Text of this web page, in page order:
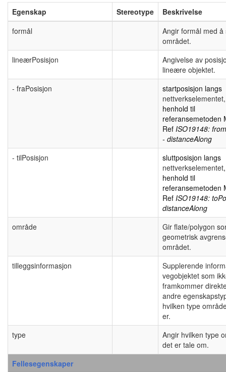
Egenskap Stereotype
Beskrivelse
formål
Angir formål med å
området.
lineærPosisjon
Angivelse av
lineære objektet.
- fraPosisjon
startposisjon langs
nettverkselementet,
henhold til
referansemetoden
Ref ISO19148:
- distanceAlong
- tilPosisjon
sluttposisjon langs
nettverkselementet
henhold til
referansemetoden
Ref ISO19148:
distanceAlong
område
Gir flate/polygon
geometrisk
området.
tilleggsinformasjon
Supplerende
vegobjektet som
framkommer
andre
hvilken type
er.
type
Angir hvilken type
det er tale om.
Fellesegenskaper